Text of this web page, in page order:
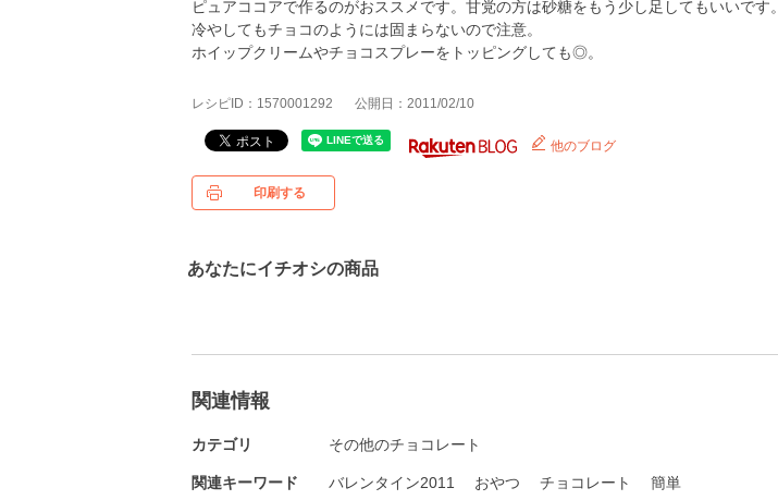
ピュアココアで作るのがおススメです。甘党の方は砂糖をもう少し足してもいいです。
冷やしてもチョコのようには固まらないので注意。
ホイップクリームやチョコスプレーをトッピングしても◎。
レシピID：1570001292 公開日：2011/02/10
他のブログ
印刷する
あなたにイチオシの商品
関連情報
カテゴリ その他のチョコレート
関連キーワード バレンタイン2011 おやつ チョコレート 簡単